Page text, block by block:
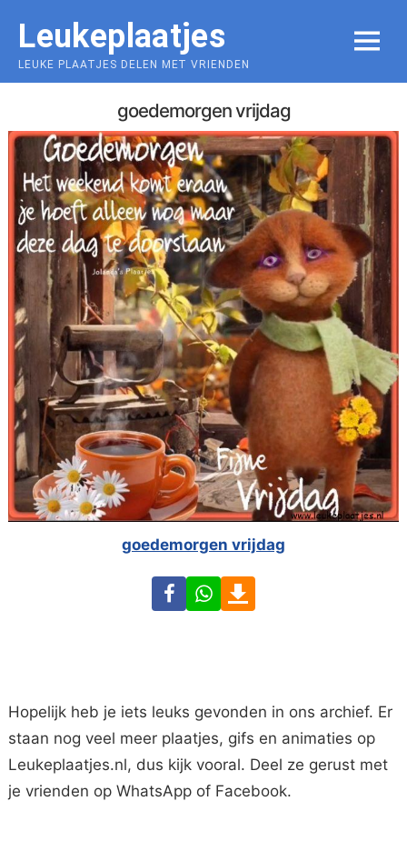
content
Leukeplaatjes
LEUKE PLAATJES DELEN MET VRIENDEN
MENU
goedemorgen vrijdag
goedemorgen vrijdag
FacebookWhatsApp
Hopelijk heb je iets leuks gevonden in ons archief. Er
staan nog veel meer plaatjes, gifs en animaties op
Leukeplaatjes.nl, dus kijk vooral. Deel ze gerust met
je vrienden op WhatsApp of Facebook.